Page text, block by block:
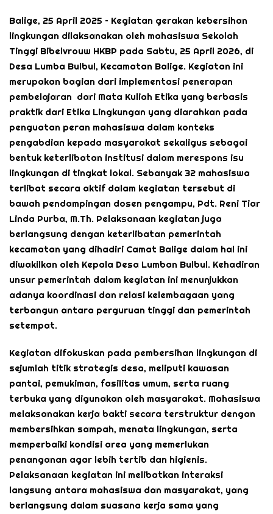
Balige, 25 April 2025 – Kegiatan gerakan kebersihan
lingkungan dilaksanakan oleh mahasiswa Sekolah
Tinggi Bibelvrouw HKBP pada Sabtu, 25 April 2026, di
Desa Lumba Bulbul, Kecamatan Balige. Kegiatan ini
merupakan bagian dari implementasi penerapan
pembelajaran dari Mata Kuliah Etika yang berbasis
praktik dari Etika Lingkungan yang diarahkan pada
penguatan peran mahasiswa dalam konteks
pengabdian kepada masyarakat sekaligus sebagai
bentuk keterlibatan institusi dalam merespons isu
lingkungan di tingkat lokal. Sebanyak 32 mahasiswa
terlibat secara aktif dalam kegiatan tersebut di
bawah pendampingan dosen pengampu, Pdt. Reni Tiar
Linda Purba, M.Th. Pelaksanaan kegiatan juga
berlangsung dengan keterlibatan pemerintah
kecamatan yang dihadiri Camat Balige dalam hal ini
diwakilkan oleh Kepala Desa Lumban Bulbul. Kehadiran
unsur pemerintah dalam kegiatan ini menunjukkan
adanya koordinasi dan relasi kelembagaan yang
terbangun antara perguruan tinggi dan pemerintah
setempat.
Kegiatan difokuskan pada pembersihan lingkungan di
sejumlah titik strategis desa, meliputi kawasan
pantai, pemukiman, fasilitas umum, serta ruang
terbuka yang digunakan oleh masyarakat. Mahasiswa
melaksanakan kerja bakti secara terstruktur dengan
membersihkan sampah, menata lingkungan, serta
memperbaiki kondisi area yang memerlukan
penanganan agar lebih tertib dan higienis.
Pelaksanaan kegiatan ini melibatkan interaksi
langsung antara mahasiswa dan masyarakat, yang
berlangsung dalam suasana kerja sama yang